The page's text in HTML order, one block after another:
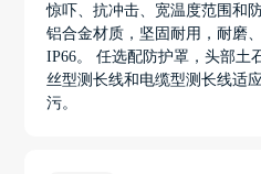
惊吓、抗冲击、宽温度范围和
铝合金材质，坚固耐用，耐磨
IP66。 任选配防护罩，头部土
丝型测长线和电缆型测长线适
污。